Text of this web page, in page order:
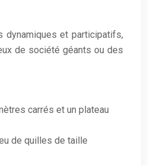
dynamiques et participatifs,
de société géants ou des
carrés et un plateau
de quilles de taille